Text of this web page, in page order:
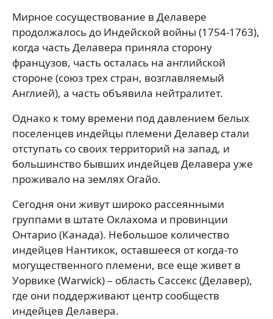
Мирное сосуществование в Делавере
продолжалось до Индейской войны (1754-1763),
когда часть Делавера приняла сторону
французов, часть осталась на английской
стороне (союз трех стран, возглавляемый
Англией), а часть объявила нейтралитет.
Однако к тому времени под давлением белых
поселенцев индейцы племени Делавер стали
отступать со своих территорий на запад, и
большинство бывших индейцев Делавера уже
проживало на землях Огайо.
Сегодня они живут широко рассеянными
группами в штате Оклахома и провинции
Онтарио (Канада). Небольшое количество
индейцев Нантикок, оставшееся от когда-то
могущественного племени, все еще живет в
Уорвике (Warwick)– область Сассекс (Делавер),
где они поддерживают центр сообществ
индейцев Делавера.